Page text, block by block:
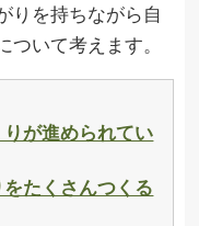
りを持ちながら自
いて考えます。
が進められてい
たくさんつくる